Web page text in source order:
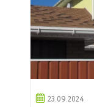
23.09.2024